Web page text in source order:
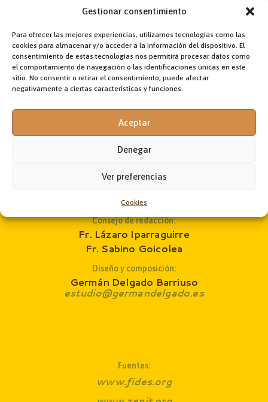
Gestionar consentimiento
Para ofrecer las mejores experiencias, utilizamos tecnologías como las
cookies para almacenar y/o acceder a la información del dispositivo. El
consentimiento de estas tecnologías nos permitirá procesar datos como
el comportamiento de navegación o las identificaciones únicas en este
sitio. No consentir o retirar el consentimiento, puede afectar
negativamente a ciertas características y funciones.
Aceptar
Denegar
Ver preferencias
Cookies
Dirección:
Fr. Jon Korta
Administración:
Jon Andoni Ruiz de Zárate
administrador@laobramaxima.es
Secretaría:
revista@laobramaxima.es
Consejo de redacción:
Fr. Lázaro Iparraguirre
Fr. Sabino Goicolea
Diseño y composición:
Germán Delgado Barriuso
estudio@germandelgado.es
Fuentes:
www.fides.org